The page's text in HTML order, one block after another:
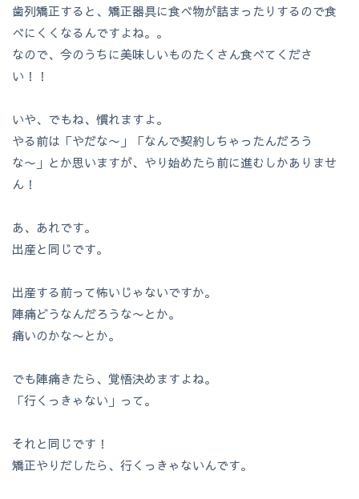
歯列矯正すると、矯正器具に食べ物が詰まったりするので食
べにくくなるんですよね。。
なので、今のうちに美味しいものたくさん食べてくださ
い！！
いや、でもね、慣れますよ。
やる前は「やだな〜」「なんで契約しちゃったんだろう
な〜」とか思いますが、やり始めたら前に進むしかありませ
ん！
あ、あれです。
出産と同じです。
出産する前って怖いじゃないですか。
陣痛どうなんだろうな〜とか。
痛いのかな〜とか。
でも陣痛きたら、覚悟決めますよね。
「行くっきゃない」って。
それと同じです！
矯正やりだしたら、行くっきゃないんです。